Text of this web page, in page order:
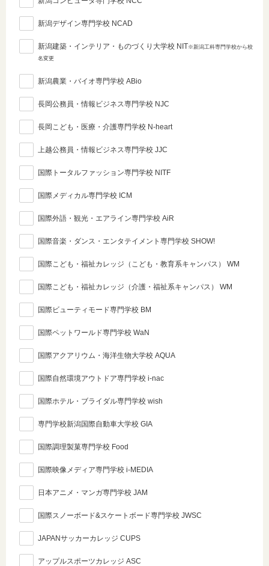
新潟デザイン専門学校 NCAD
新潟建築・インテリア・ものづくり大学校 NIT※新潟工科専門学校から校
名変更
新潟農業・バイオ専門学校 ABio
長岡公務員・情報ビジネス専門学校 NJC
長岡こども・医療・介護専門学校 N-heart
上越公務員・情報ビジネス専門学校 JJC
国際トータルファッション専門学校 NITF
国際メディカル専門学校 ICM
国際外語・観光・エアライン専門学校 AiR
国際音楽・ダンス・エンタテイメント専門学校 SHOW!
国際こども・福祉カレッジ（こども・教育系キャンパス） WM
国際こども・福祉カレッジ（介護・福祉系キャンパス） WM
国際ビューティモード専門学校 BM
国際ペットワールド専門学校 WaN
国際アクアリウム・海洋生物大学校 AQUA
国際自然環境アウトドア専門学校 i-nac
国際ホテル・ブライダル専門学校 wish
専門学校新潟国際自動車大学校 GIA
国際調理製菓専門学校 Food
国際映像メディア専門学校 i-MEDIA
日本アニメ・マンガ専門学校 JAM
国際スノーボード&スケートボード専門学校 JWSC
JAPANサッカーカレッジ CUPS
アップルスポーツカレッジ ASC